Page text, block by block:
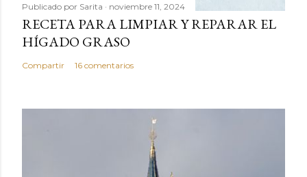
Publicado por Sarita noviembre 11, 2024
RECETA PARA LIMPIAR Y REPARAR EL
HÍGADO GRASO
Compartir 16 comentarios